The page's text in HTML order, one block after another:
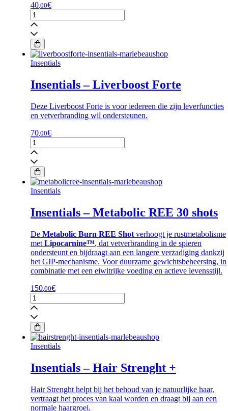
40,00€
Insentials
-
Deep
Sleep
aantal
Insentials
Insentials – Liverboost Forte
Deze Liverboost Forte is voor iedereen die zijn leverfuncties
en vetverbranding wil ondersteunen.
70,00€
Insentials
-
Liverboost
Forte
aantal
Insentials
Insentials – Metabolic REE 30 shots
De Metabolic Burn REE Shot verhoogt je rustmetabolisme
met Lipocarnine™, dat vetverbranding in de spieren
ondersteunt en bijdraagt aan een langere verzadiging dankzij
het GIP-mechanisme. Voor duurzame gewichtsbeheersing, in
combinatie met een eiwitrijke voeding en actieve levensstijl.
150 ,00€
Insentials
-
Metabolic
REE
30
shots
aantal
Insentials
Insentials – Hair Strenght +
Hair Strenght helpt bij het behoud van je natuurlijke haar,
vertraagt het proces van kaal worden en draagt bij aan een
normale haargroei.